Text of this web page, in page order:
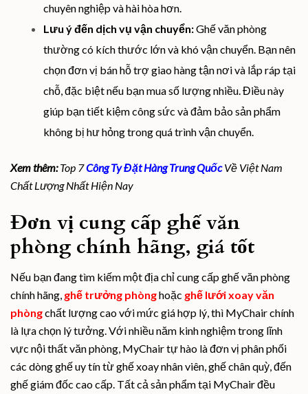
chuyên nghiệp và hài hòa hơn.
Lưu ý đến dịch vụ vận chuyển:Ghế văn phòng
thường có kích thước lớn và khó vận chuyển. Bạn nên
chọn đơn vị bán hỗ trợ giao hàng tận nơi và lắp ráp tại
chỗ, đặc biệt nếu bạn mua số lượng nhiều. Điều này
giúp bạn tiết kiệm công sức và đảm bảo sản phẩm
không bị hư hỏng trong quá trình vận chuyển.
Xem thêm:Top 7Công Ty Đặt Hàng Trung QuốcVề Việt Nam
Chất Lượng Nhất Hiện Nay
Đơn vị cung cấp ghế văn
phòng chính hãng, giá tốt
Nếu bạn đang tìm kiếm một địa chỉ cung cấp ghế văn phòng
chính hãng, ghế trưởng phònghoặc ghế lưới xoay văn
phòngchất lượng cao với mức giá hợp lý, thì MyChair chính
là lựa chọn lý tưởng. Với nhiều năm kinh nghiệm trong lĩnh
vực nội thất văn phòng, MyChair tự hào là đơn vị phân phối
các dòng ghế uy tín từ ghế xoay nhân viên, ghế chân quỳ, đến
ghế giám đốc cao cấp. Tất cả sản phẩm tại MyChair đều